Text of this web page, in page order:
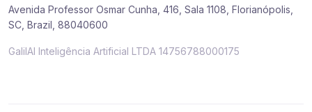
Avenida Professor Osmar Cunha, 416, Sala 1108, Florianópolis,
SC, Brazil, 88040600
GalilAI Inteligência Artificial LTDA 14756788000175